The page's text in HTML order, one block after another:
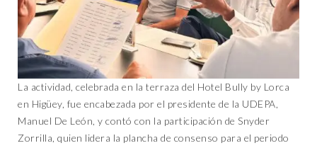
La actividad, celebrada en la terraza del Hotel Bully by Lorca
en Higüey, fue encabezada por el presidente de la UDEPA,
Manuel De León, y contó con la participación de Snyder
Zorrilla, quien lidera la plancha de consenso para el periodo